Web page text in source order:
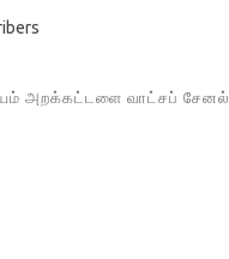
அறக்கட்டளை வாட்சப் சேனல்